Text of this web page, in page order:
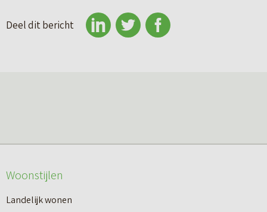
Deel dit bericht
Woonstijlen
Landelijk wonen